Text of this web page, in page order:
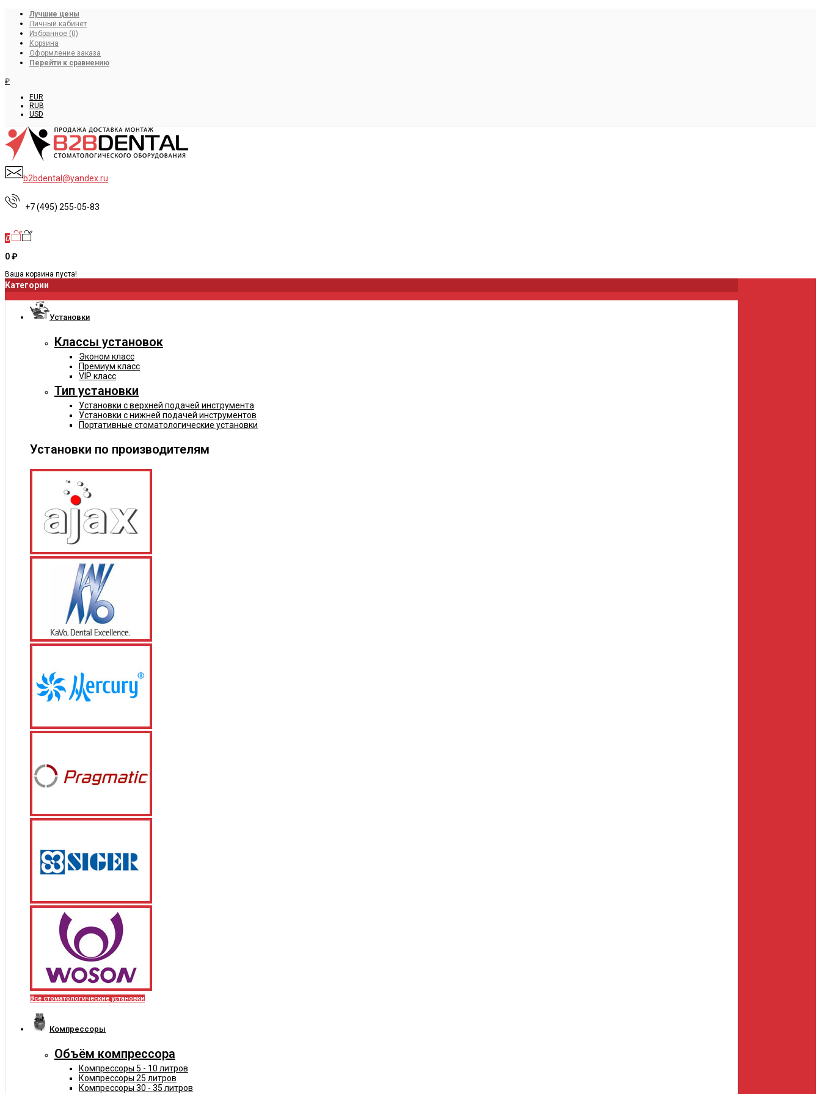
Лучшие цены
Личный кабинет
Избранное (0)
Корзина
Оформление заказа
Перейти к сравнению
₽
EUR
RUB
USD
b2bdental@yandex.ru
+7 (495) 255-05-83
0
0 ₽
Ваша корзина пуста!
Категории
Установки
Классы установок
Эконом класс
Премиум класс
VIP класс
Тип установки
Установки с верхней подачей инструмента
Установки с нижней подачей инструментов
Портативные стоматологические установки
Установки по производителям
Все стоматологические установки
Компрессоры
Объём компрессора
Компрессоры 5 - 10 литров
Компрессоры 25 литров
Компрессоры 30 - 35 литров